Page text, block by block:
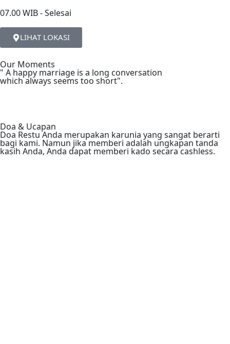
07.00 WIB - Selesai
LIHAT LOKASI
Our Moments
" A happy marriage is a long conversation
which always seems too short".
Doa & Ucapan
Doa Restu Anda merupakan karunia yang sangat berarti
bagi kami. Namun jika memberi adalah ungkapan tanda
kasih Anda, Anda dapat memberi kado secara cashless.